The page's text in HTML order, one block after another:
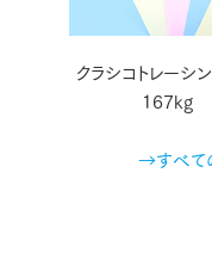
クラシコトレーシ
167kg
→すべて